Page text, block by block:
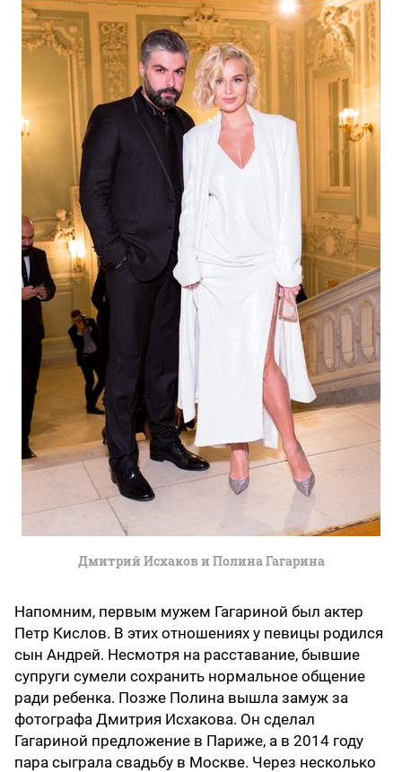
Дмитрий Исхаков и Полина Гагарина
Напомним, первым мужем Гагариной был актер
Петр Кислов. В этих отношениях у певицы родился
сын Андрей. Несмотря на расставание, бывшие
супруги сумели сохранить нормальное общение
ради ребенка. Позже Полина вышла замуж за
фотографа Дмитрия Исхакова. Он сделал
Гагариной предложение в Париже, а в 2014 году
пара сыграла свадьбу в Москве. Через несколько